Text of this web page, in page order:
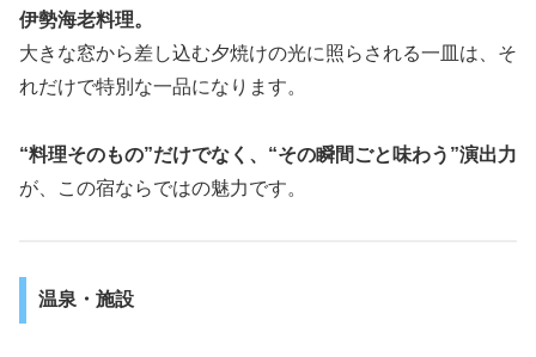
伊勢海老料理。
大きな窓から差し込む夕焼けの光に照らされる一皿は、そ
れだけで特別な一品になります。
“料理そのもの”だけでなく、“その瞬間ごと味わう”演出力
が、この宿ならではの魅力です。
温泉・施設